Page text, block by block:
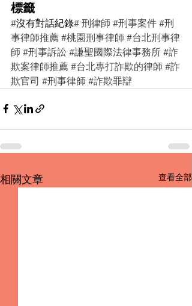
標籤
#沒有對話紀錄# 刑律師 #刑事案件 #刑
事律師推薦 #桃園刑事律師 #台北刑事律
師 #刑事訴訟 #謙聖國際法律事務所 #詐
欺案律師推薦 #台北專打詐欺的律師 #詐
欺官司 #刑事律師 #詐欺罪辯
相關文章 查看全部